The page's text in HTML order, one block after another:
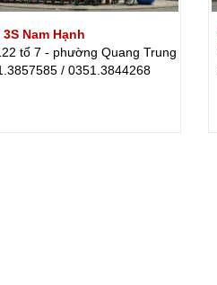
3S Nam Hạnh
tổ 7 - phường Quang Trung
/ 0351.3844268